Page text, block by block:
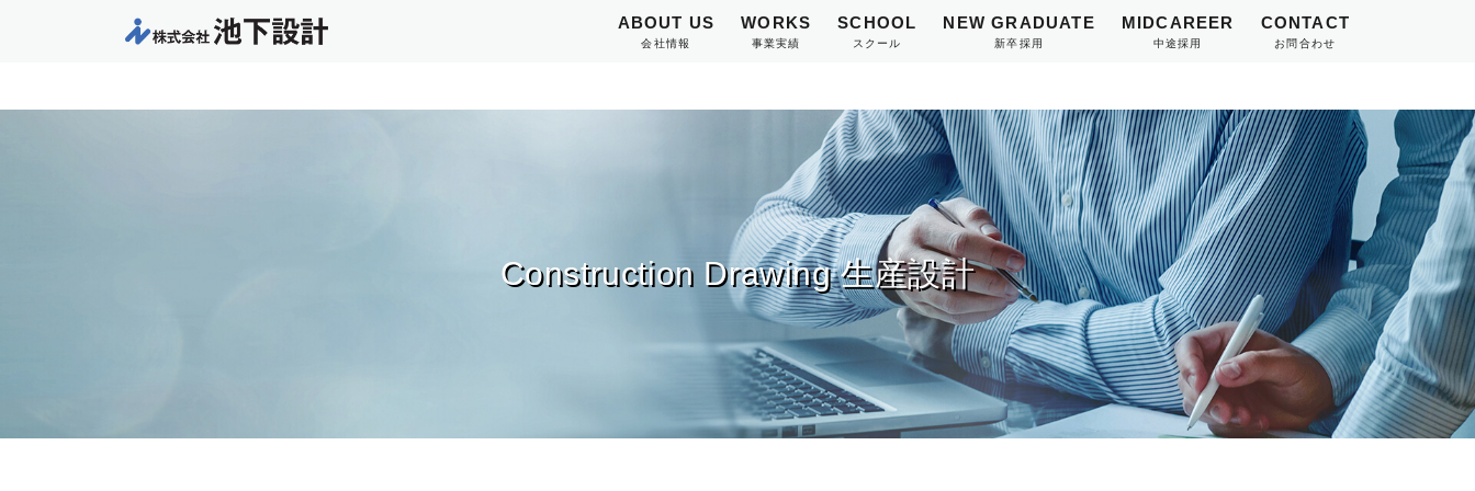
ABOUT US
会社情報
WORKS
事業実績
SCHOOL
スクール
NEW GRADUATE
新卒採用
MIDCAREER
中途採用
CONTACT
お問合わせ
Construction Drawing 生産設計